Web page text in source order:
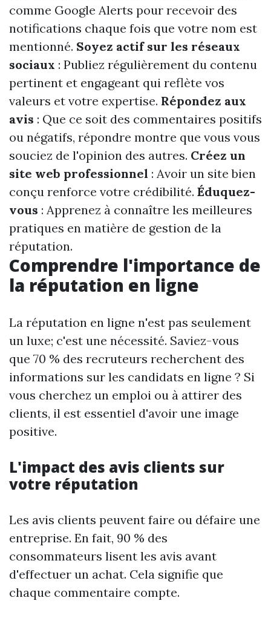
comme Google Alerts pour recevoir des
notifications chaque fois que votre nom est
mentionné. Soyez actif sur les réseaux
sociaux : Publiez régulièrement du contenu
pertinent et engageant qui reflète vos
valeurs et votre expertise. Répondez aux
avis : Que ce soit des commentaires positifs
ou négatifs, répondre montre que vous vous
souciez de l'opinion des autres. Créez un
site web professionnel : Avoir un site bien
conçu renforce votre crédibilité. Éduquez-
vous : Apprenez à connaître les meilleures
pratiques en matière de gestion de la
réputation.
Comprendre l'importance de
la réputation en ligne
La réputation en ligne n'est pas seulement
un luxe; c'est une nécessité. Saviez-vous
que 70 % des recruteurs recherchent des
informations sur les candidats en ligne ? Si
vous cherchez un emploi ou à attirer des
clients, il est essentiel d'avoir une image
positive.
L'impact des avis clients sur
votre réputation
Les avis clients peuvent faire ou défaire une
entreprise. En fait, 90 % des
consommateurs lisent les avis avant
d'effectuer un achat. Cela signifie que
chaque commentaire compte.